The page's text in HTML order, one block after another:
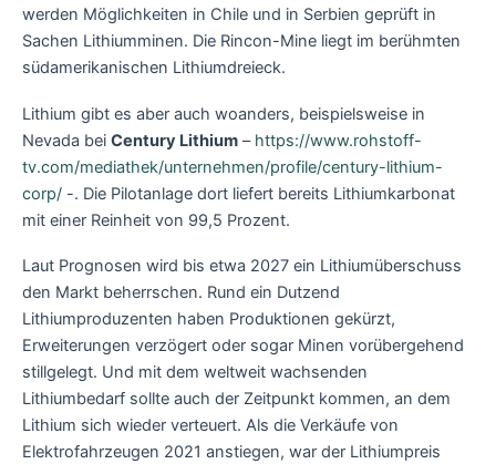
werden Möglichkeiten in Chile und in Serbien geprüft in
Sachen Lithiumminen. Die Rincon-Mine liegt im berühmten
südamerikanischen Lithiumdreieck.
Lithium gibt es aber auch woanders, beispielsweise in
Nevada bei Century Lithium – https://www.rohstoff-
tv.com/mediathek/unternehmen/profile/century-lithium-
corp/ -. Die Pilotanlage dort liefert bereits Lithiumkarbonat
mit einer Reinheit von 99,5 Prozent.
Laut Prognosen wird bis etwa 2027 ein Lithiumüberschuss
den Markt beherrschen. Rund ein Dutzend
Lithiumproduzenten haben Produktionen gekürzt,
Erweiterungen verzögert oder sogar Minen vorübergehend
stillgelegt. Und mit dem weltweit wachsenden
Lithiumbedarf sollte auch der Zeitpunkt kommen, an dem
Lithium sich wieder verteuert. Als die Verkäufe von
Elektrofahrzeugen 2021 anstiegen, war der Lithiumpreis